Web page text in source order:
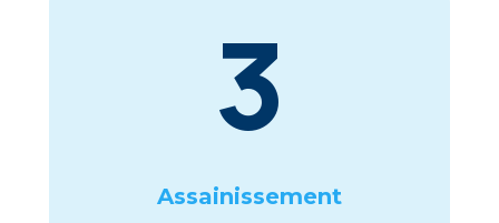
3
Assainissеmеnt